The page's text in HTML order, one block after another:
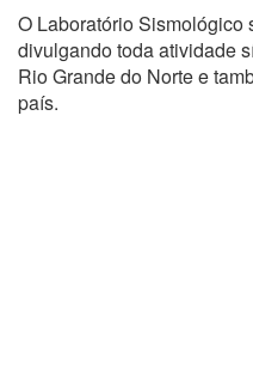
O Laboratório Sismológico
divulgando toda atividade
Rio Grande do Norte e
país.